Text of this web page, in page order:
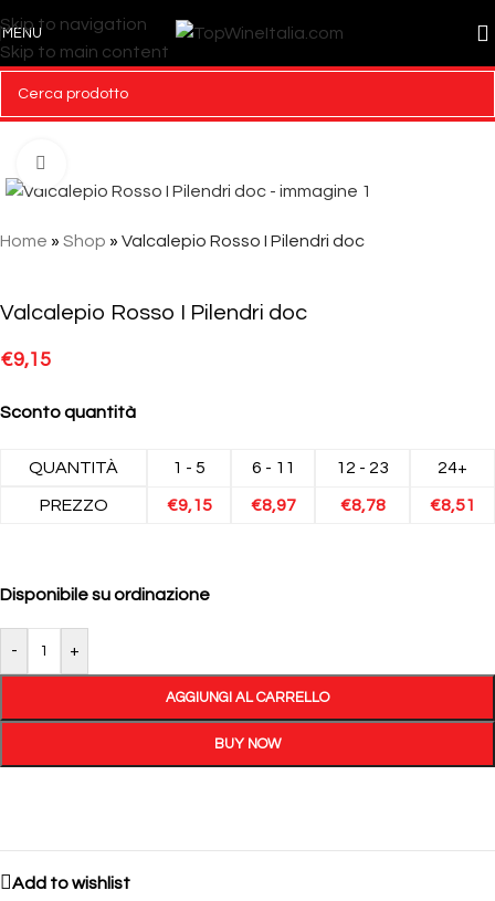
Skip to navigation
Skip to main content
MENU
Home » Shop » Valcalepio Rosso I Pilendri doc
Valcalepio Rosso I Pilendri doc
€9,15
Sconto quantità
QUANTITÀ 1 - 5 6 - 11 12 - 23 24+
PREZZO €9,15 €8,97 €8,78 €8,51
Disponibile su ordinazione
- +
AGGIUNGI AL CARRELLO
BUY NOW
Add to wishlist